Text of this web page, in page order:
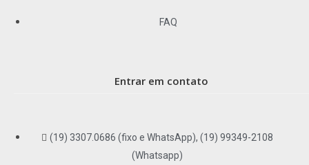
FAQ
Entrar em contato
(19) 3307.0686 (fixo e WhatsApp), (19) 99349-2108
(Whatsapp)